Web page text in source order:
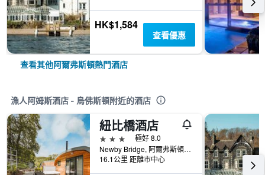
HK$1,584
查看優惠
查看其他阿爾弗斯頓熱門酒店
漁人阿姆斯酒店 - 烏佛斯頓附近的酒店
紐比橋酒店
3星級
極好 8.0
Newby Bridge, 阿爾弗斯頓, 英國
16.1公里 距離市中心